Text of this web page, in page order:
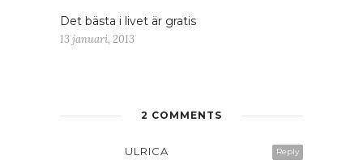
Det bästa i livet är gratis
13 januari, 2013
2 COMMENTS
Reply
ULRICA